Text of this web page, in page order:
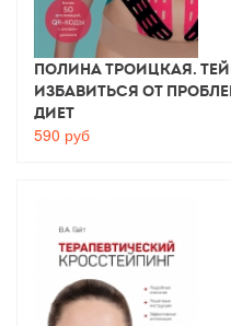
Полина Троицкая.
избавиться от
диет
590 руб